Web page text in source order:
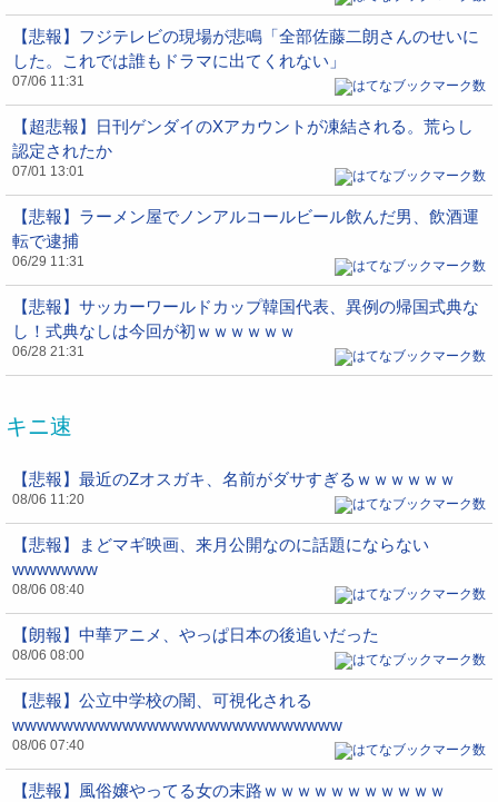
【悲報】フジテレビの現場が悲鳴「全部佐藤二朗さんのせいに
した。これでは誰もドラマに出てくれない」
07/06 11:31
【超悲報】日刊ゲンダイのXアカウントが凍結される。荒らし
認定されたか
07/01 13:01
【悲報】ラーメン屋でノンアルコールビール飲んだ男、飲酒運
転で逮捕
06/29 11:31
【悲報】サッカーワールドカップ韓国代表、異例の帰国式典な
し！式典なしは今回が初ｗｗｗｗｗｗ
06/28 21:31
キニ速
【悲報】最近のZオスガキ、名前がダサすぎるｗｗｗｗｗｗ
08/06 11:20
【悲報】まどマギ映画、来月公開なのに話題にならない
wwwwwww
08/06 08:40
【朗報】中華アニメ、やっぱ日本の後追いだった
08/06 08:00
【悲報】公立中学校の闇、可視化される
wwwwwwwwwwwwwwwwwwwwwwwwwww
08/06 07:40
【悲報】風俗嬢やってる女の末路ｗｗｗｗｗｗｗｗｗｗｗ